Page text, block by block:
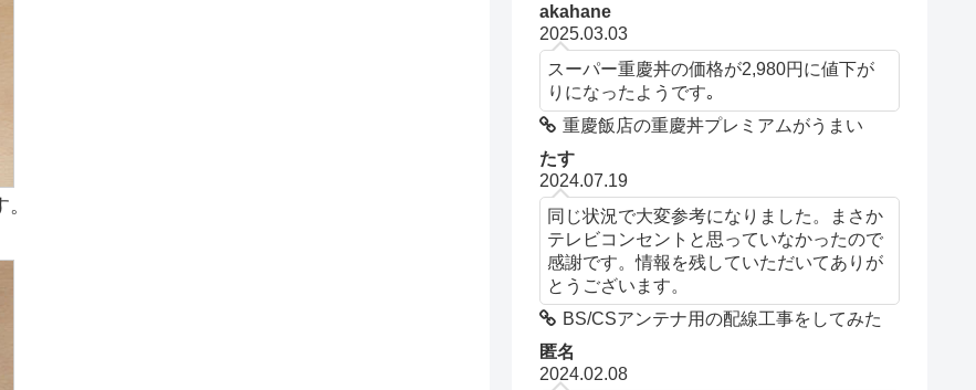
akahane
2025.03.03
スーパー重慶丼の価格が2,980円に値下が
りになったようです｡
重慶飯店の重慶丼プレミアムがうまい
たす
2024.07.19
同じ状況で大変参考になりました。まさか
テレビコンセントと思っていなかったので
感謝です。情報を残していただいてありが
とうございます。
BS/CSアンテナ用の配線工事をしてみた
匿名
2024.02.08